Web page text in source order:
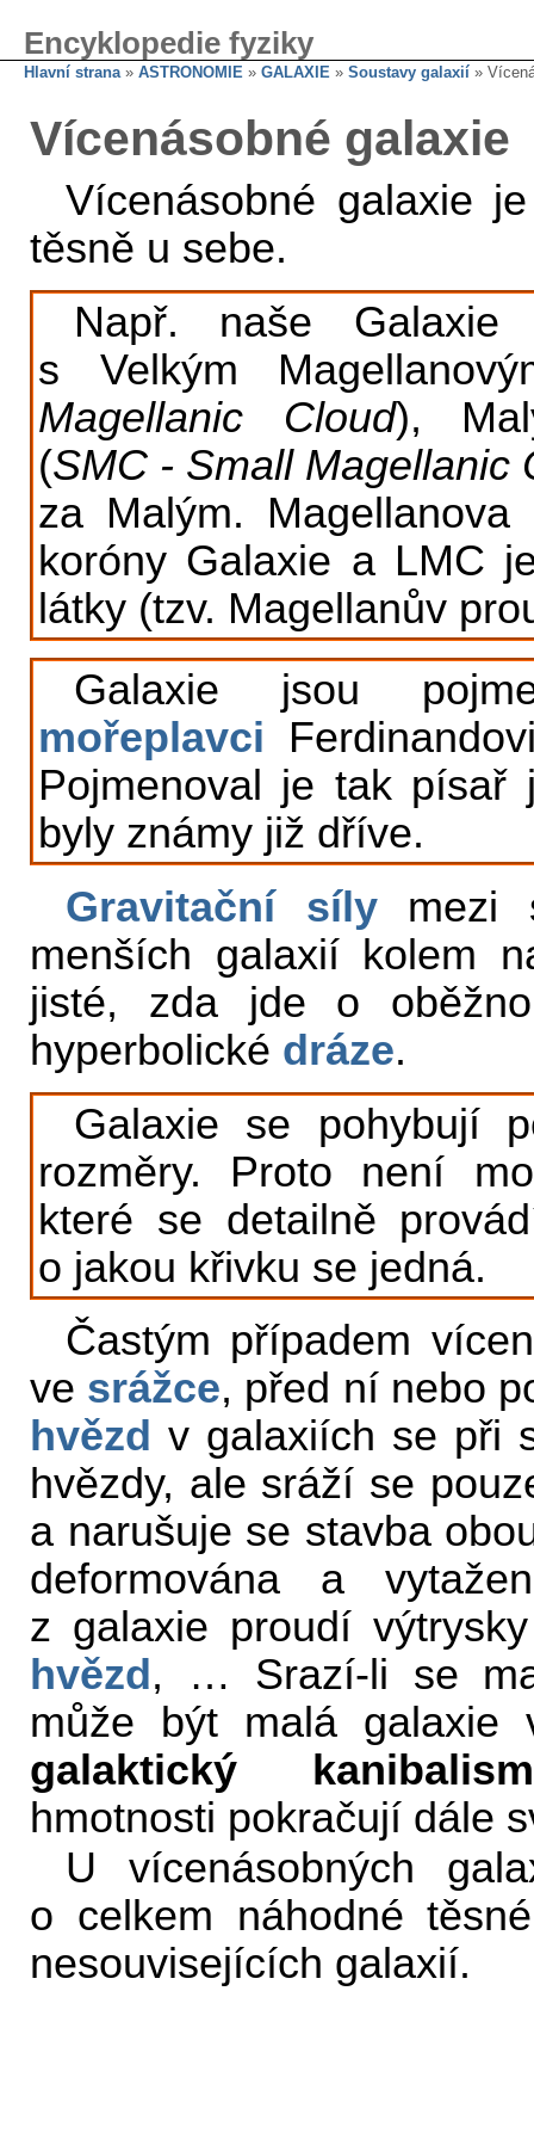
Encyklopedie fyziky
Hlavní strana» ASTRONOMIE » GALAXIE » Soustavy galaxií »
Vícenásobné galaxie
Vícenásobné galaxie
těsně u sebe.
Např. naše
s Velkým
Magellanic Cloud),
(SMC - Small Magellanic
za Malým.
koróny Galaxie a LMC
látky (tzv. Magellanův
Galaxie jsou
mořeplavci
Pojmenoval je tak písař
byly známy již dříve.
Gravitační sílymezi
menších galaxií kolem
jisté, zda jde o
hyperbolické dráze.
Galaxie se pohybují
rozměry. Proto není
které se detailně
o jakou křivku se jedná.
Častým případem
ve srážce, před ní nebo
hvězd v galaxiích se při
hvězdy, ale sráží se
a narušuje se stavba
deformována a
z galaxie proudí
hvězd , … Srazí-li se
může být malá
galaktický
hmotnosti pokračují dále
U vícenásobných
o celkem náhodné
nesouvisejících galaxií.